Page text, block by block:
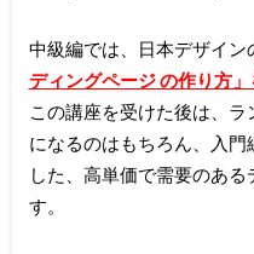
中級編では、日本デザイン
ディングページ の作り方」
この講座を受けた後は、
になるのはもちろん、入
した、高単価で需要のあ
す。